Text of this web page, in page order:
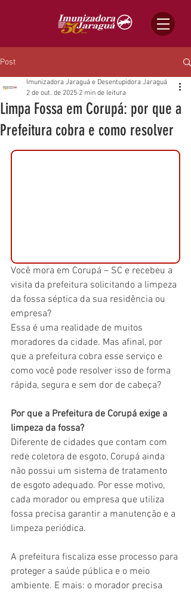
Post
Limpa Fossa em Corupá: por que a
Prefeitura cobra e como resolver
Imunizadora Jaraguá e Desentupidora Jaraguá
2 de out. de 2025 2 min de leitura
Você mora em Corupá – SC e recebeu a
visita da prefeitura solicitando a limpeza
da fossa séptica da sua residência ou
empresa?
Essa é uma realidade de muitos
moradores da cidade. Mas afinal, por
que a prefeitura cobra esse serviço e
como você pode resolver isso de forma
rápida, segura e sem dor de cabeça?
Por que a Prefeitura de Corupá exige a
limpeza da fossa?
Diferente de cidades que contam com
rede coletora de esgoto, Corupá ainda
não possui um sistema de tratamento
de esgoto adequado. Por esse motivo,
cada morador ou empresa que utiliza
fossa precisa garantir a manutenção e a
limpeza periódica.
A prefeitura fiscaliza esse processo para
proteger a saúde pública e o meio
ambiente. E mais: o morador precisa